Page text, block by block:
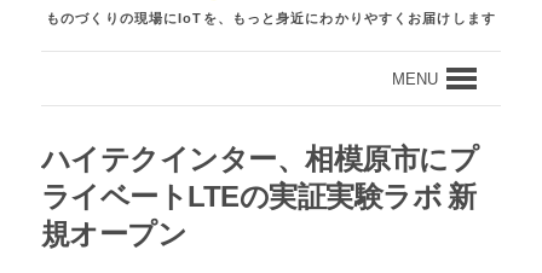
ものづくりの現場にIoTを、もっと身近にわかりやすくお届けします
MENU
ハイテクインター、相模原市にプ
ライベートLTEの実証実験ラボ 新
規オープン